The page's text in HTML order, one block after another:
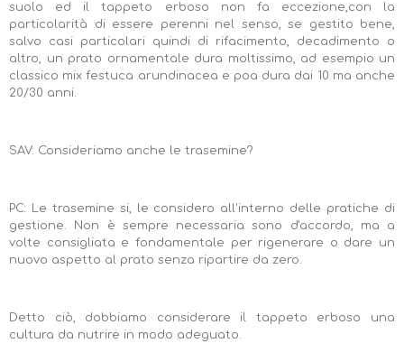
suolo ed il tappeto erboso non fa eccezione,con la
particolarità di essere perenni nel senso, se gestito bene,
salvo casi particolari quindi di rifacimento, decadimento o
altro, un prato ornamentale dura moltissimo, ad esempio un
classico mix festuca arundinacea e poa dura dai 10 ma anche
20/30 anni.
SAV: Consideriamo anche le trasemine?
PC: Le trasemine si, le considero all'interno delle pratiche di
gestione. Non è sempre necessaria sono d'accordo, ma a
volte consigliata e fondamentale per rigenerare o dare un
nuovo aspetto al prato senza ripartire da zero.
Detto ciò, dobbiamo considerare il tappeto erboso una
cultura da nutrire in modo adeguato.